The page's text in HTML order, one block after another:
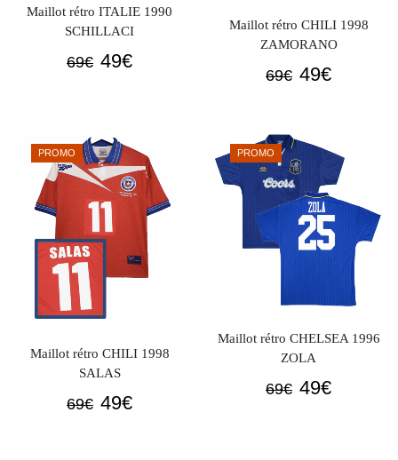
Maillot rétro ITALIE 1990
SCHILLACI
69€ Le
69€.
49€Le
49€.
Maillot rétro CHILI 1998
ZAMORANO
69€ Le
était :
69€.
49€Le
49€.
PROMO
Maillot rétro CHILI 1998
SALAS
69€ Le
49€Le
PROMO
Maillot rétro CHELSEA 1996
ZOLA
69€ Le
49€Le